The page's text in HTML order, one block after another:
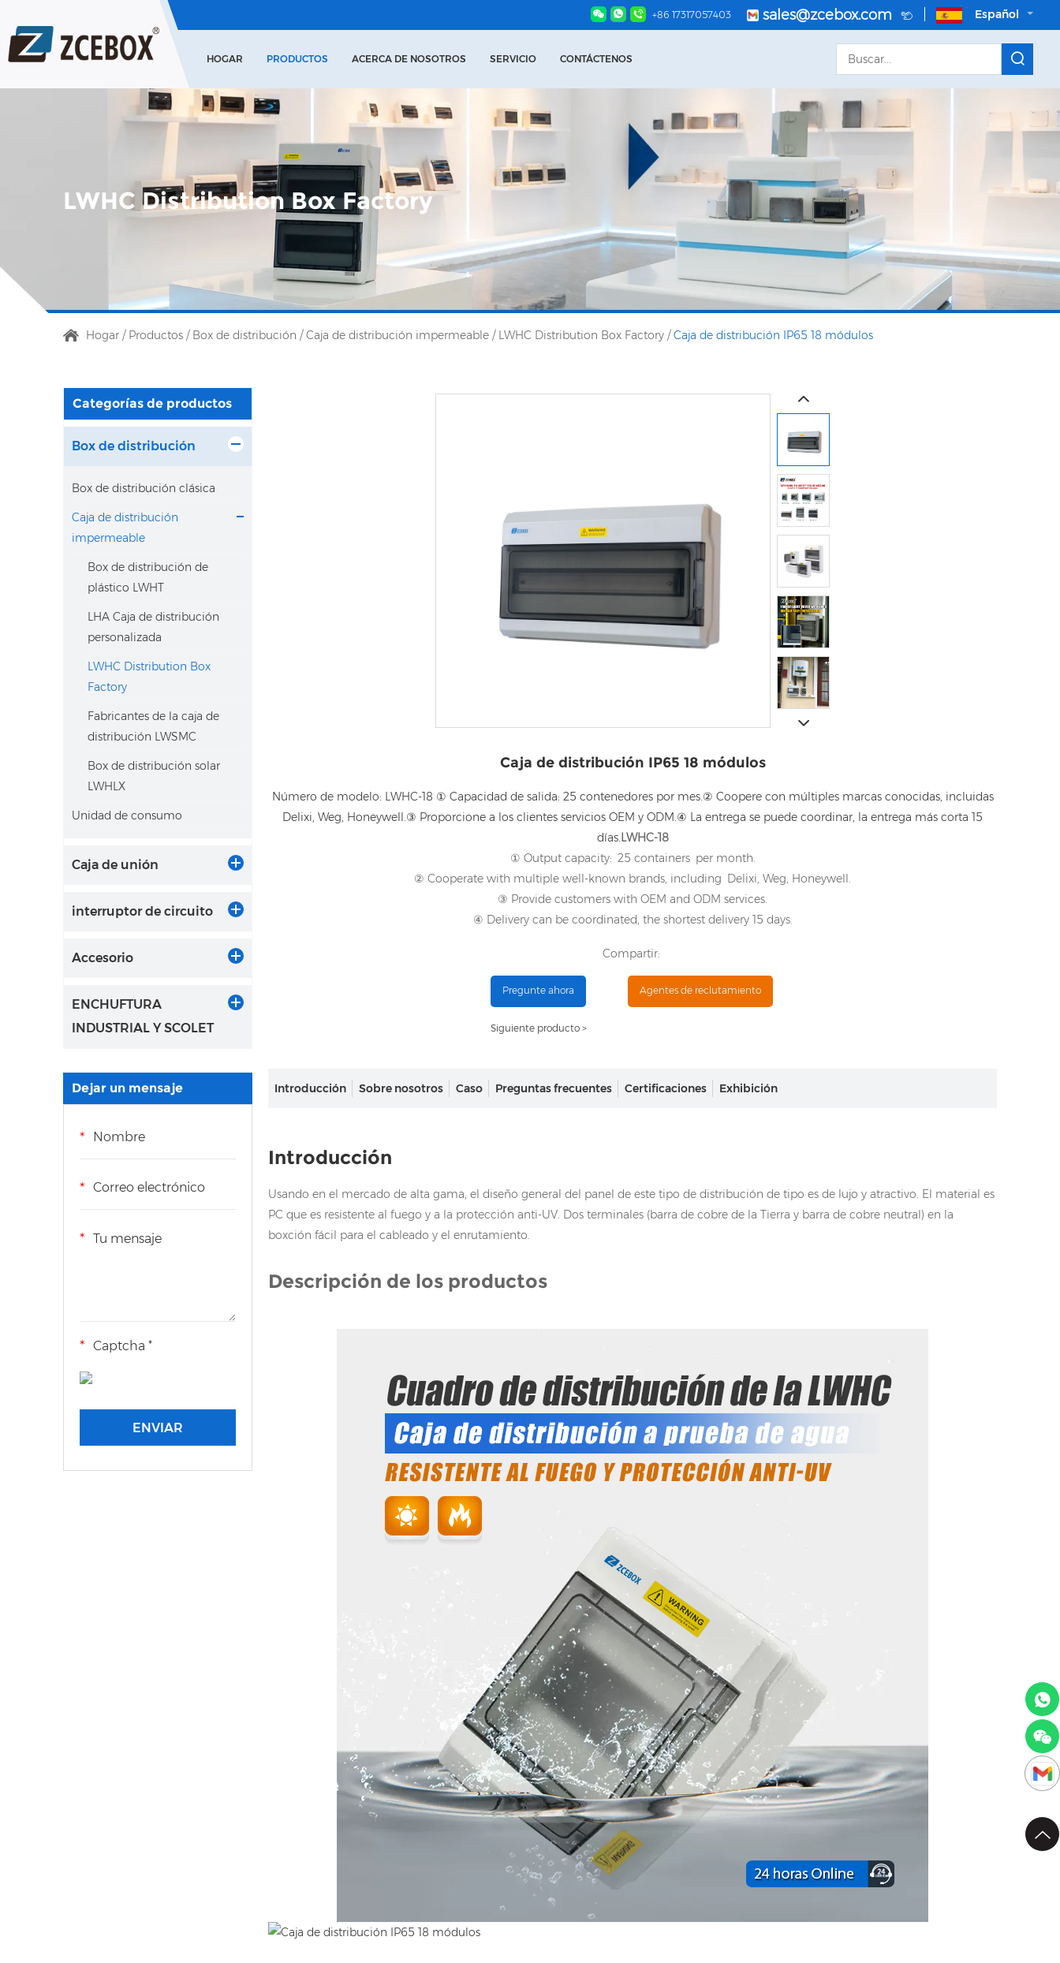
Español
sales@zcebox.com
+86 17317057403
HOGAR PRODUCTOS ACERCA DE NOSOTROS SERVICIO CONTÁCTENOS
LWHC Distribution Box Factory
Hogar / Productos / Box de distribución /Caja de distribución impermeable / LWHC Distribution Box Factory /Caja de distribución IP65 18 módulos
Caja de distribución IP65 18 módulos
Número de modelo: LWHC-18 ① Capacidad de salida: 25 contenedores por mes.② Coopere con múltiples marcas conocidas, incluidas
Delixi, Weg, Honeywell.③ Proporcione a los clientes servicios OEM y ODM.④ La entrega se puede coordinar, la entrega más corta 15
días.LWHC-18
① Output capacity: 25 containers per month.
② Cooperate with multiple well-known brands, including Delixi, Weg, Honeywell.
③ Provide customers with OEM and ODM services.
④ Delivery can be coordinated, the shortest delivery 15 days.
Compartir:
Pregunte ahora Agentes de reclutamiento
Siguiente producto >
Introducción Sobre nosotros Caso Preguntas frecuentes Certificaciones Exhibición
Introducción
Usando en el mercado de alta gama, el diseño general del panel de este tipo de distribución de tipo es de lujo y atractivo. El material es
PC que es resistente al fuego y a la protección anti-UV. Dos terminales (barra de cobre de la Tierra y barra de cobre neutral) en la
boxción fácil para el cableado y el enrutamiento.
Descripción de los productos
Categorías de productos
Box de distribución
Box de distribución clásica
Caja de distribución
impermeable
Box de distribución de
plástico LWHT
LHA Caja de distribución
personalizada
LWHC Distribution Box
Factory
Fabricantes de la caja de
distribución LWSMC
Box de distribución solar
LWHLX
Unidad de consumo
Caja de unión
interruptor de circuito
Accesorio
ENCHUFTURA
INDUSTRIAL Y SCOLET
Dejar un mensaje